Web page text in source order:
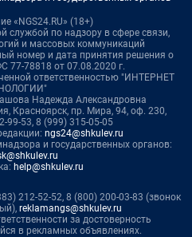
«NGS24.RU» (18+)
службой по надзору в сфере связи,
и массовых коммуникаций
номер и дата принятия решения о
77-78818 от 07.08.2020 г.
ответственностью "ИНТЕРНЕТ
Надежда Александровна
Красноярск, пр. Мира, 94, оф. 230,
99-53, 8 (999) 315-05-05
ngs24@shkulev.ru
и государственных органов:
help@shkulev.ru
212-52-52, 8 (800) 200-03-83 (звонок
reklamangs@shkulev.ru
за достоверность
в рекламных объявлениях.